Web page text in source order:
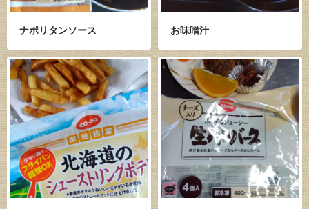
ナポリタンソース お味噌汁